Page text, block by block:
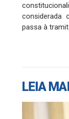
considerada
passa à
LEIA